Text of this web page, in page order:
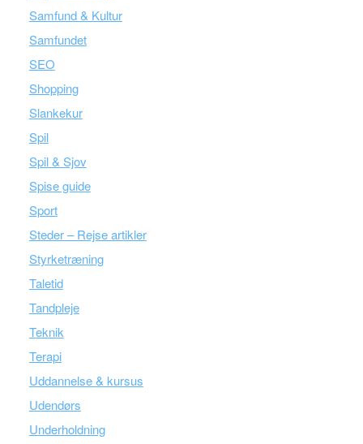
Samfund & Kultur
Samfundet
SEO
Shopping
Slankekur
Spil
Spil & Sjov
Spise guide
Sport
Steder – Rejse artikler
Styrketræning
Taletid
Tandpleje
Teknik
Terapi
Uddannelse & kursus
Udendørs
Underholdning